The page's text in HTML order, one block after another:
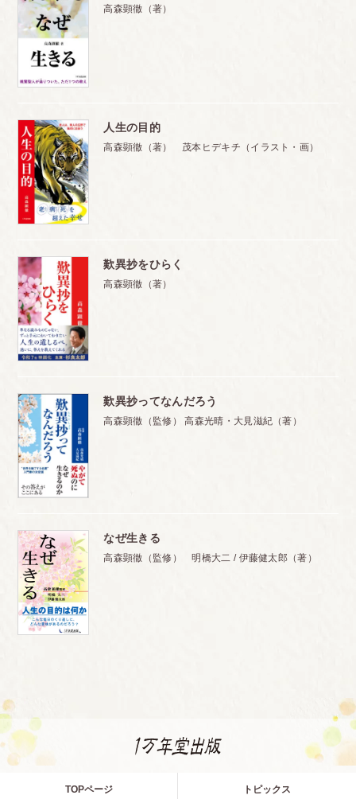
高森顕徹（著）
人生の目的
高森顕徹（著） 茂本ヒデキチ（イラスト・画）
歎異抄をひらく
高森顕徹（著）
歎異抄ってなんだろう
高森顕徹（監修） 高森光晴・大見滋紀（著）
なぜ生きる
高森顕徹（監修） 明橋大二 / 伊藤健太郎（著）
TOPページ トピックス